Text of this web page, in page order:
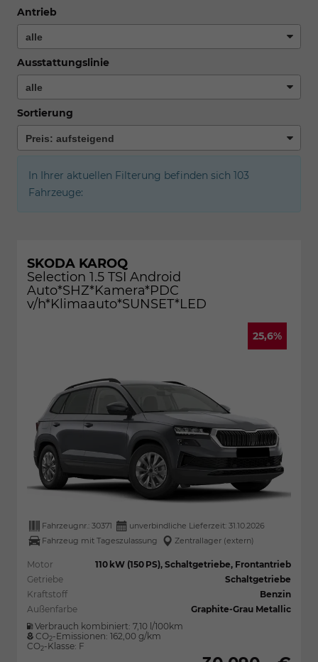
Antrieb
Ausstattungslinie
Sortierung
In Ihrer aktuellen Filterung befinden sich 103
Fahrzeuge:
SKODA KAROQ
Selection 1.5 TSI Android
Auto*SHZ*Kamera*PDC
v/h*Klimaauto*SUNSET*LED
25,6%
Fahrzeugnr.: 30371 unverbindliche Lieferzeit: 31.10.2026
Fahrzeug mit Tageszulassung
Zentrallager (extern)
Motor
110 kW (150 PS), Schaltgetriebe, Frontantrieb
Getriebe
Schaltgetriebe
Kraftstoff
Benzin
Außenfarbe
Graphite-Grau Metallic
Verbrauch kombiniert: 7,10 l/100km
CO2-Emissionen: 162,00 g/km
CO2-Klasse: F